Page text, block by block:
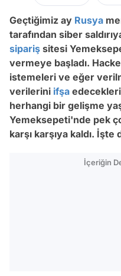
Geçtiğimiz ay Rusya
tarafından siber
sipariş sitesi
vermeye başladı.
istemeleri ve eğer
verilerini ifşa
herhangi bir gelişme
Yemeksepeti'nde pek
karşı karşıya kaldı. İşte
İçeriğin